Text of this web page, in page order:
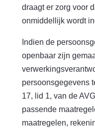
draagt er zorg voor
onmiddellijk wordt
Indien de
openbaar zijn
persoonsgegevens
17, lid 1, van de
passende
maatregelen,